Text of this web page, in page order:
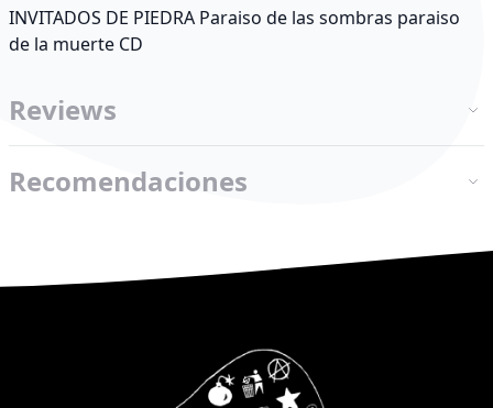
INVITADOS DE PIEDRA Paraiso de las sombras paraiso
de la muerte CD
Reviews
Recomendaciones